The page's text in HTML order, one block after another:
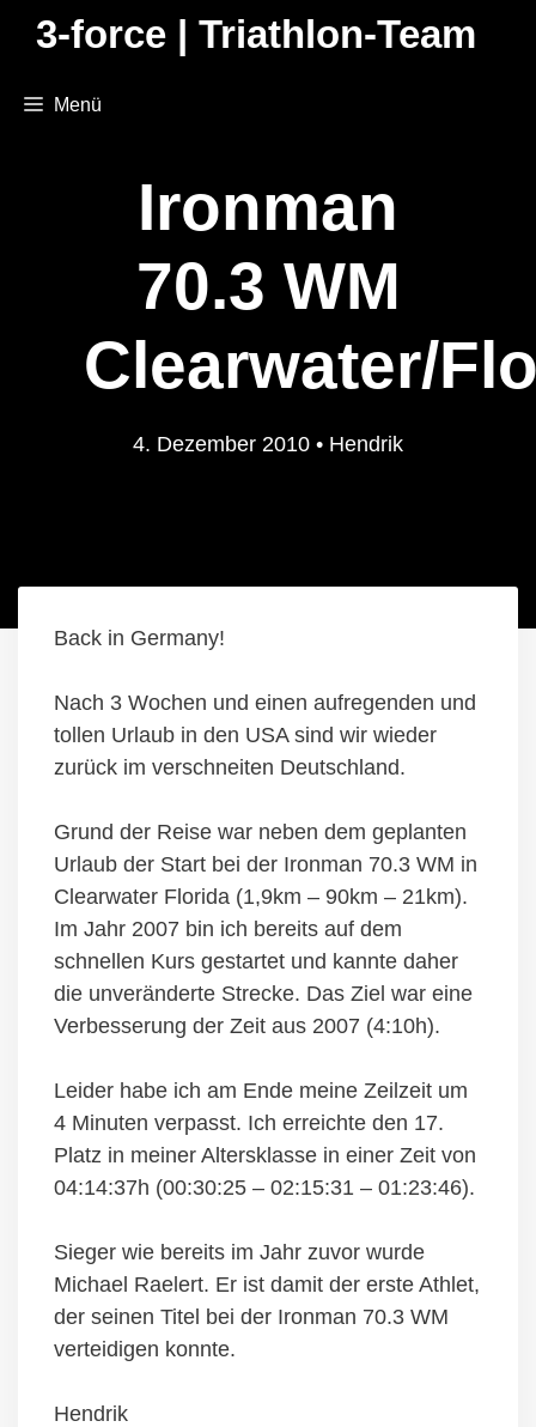
Inhalt3-force | Triathlon-Team
Menü
Ironman
70.3 WM
Clearwater/
4. Dezember 2010 • Hendrik
Back in Germany!
Nach 3 Wochen und einen aufregenden und
tollen Urlaub in den USA sind wir wieder
zurück im verschneiten Deutschland.
Grund der Reise war neben dem geplanten
Urlaub der Start bei der Ironman 70.3 WM in
Clearwater Florida (1,9km – 90km – 21km).
Im Jahr 2007 bin ich bereits auf dem
schnellen Kurs gestartet und kannte daher
die unveränderte Strecke. Das Ziel war eine
Verbesserung der Zeit aus 2007 (4:10h).
Leider habe ich am Ende meine Zeilzeit um
4 Minuten verpasst. Ich erreichte den 17.
Platz in meiner Altersklasse in einer Zeit von
04:14:37h (00:30:25 – 02:15:31 – 01:23:46).
Sieger wie bereits im Jahr zuvor wurde
Michael Raelert. Er ist damit der erste Athlet,
der seinen Titel bei der Ironman 70.3 WM
verteidigen konnte.
Hendrik